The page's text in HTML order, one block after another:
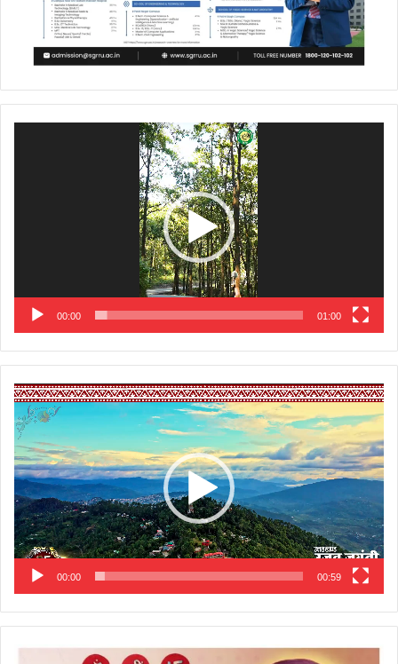
00:00 01:00
Video
Player
00:00 00:59